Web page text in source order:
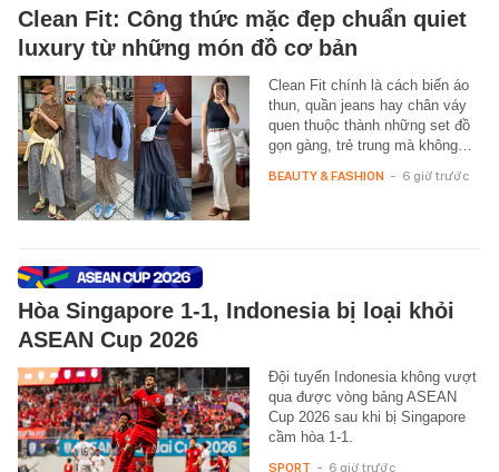
Clean Fit: Công thức mặc đẹp chuẩn quiet
luxury từ những món đồ cơ bản
Clean Fit chính là cách biến áo
thun, quần jeans hay chân váy
quen thuộc thành những set đồ
gọn gàng, trẻ trung mà không…
BEAUTY & FASHION - 6 giờ trước
Hòa Singapore 1-1, Indonesia bị loại khỏi
ASEAN Cup 2026
Đội tuyển Indonesia không vượt
qua được vòng bảng ASEAN
Cup 2026 sau khi bị Singapore
cầm hòa 1-1.
SPORT - 6 giờ trước